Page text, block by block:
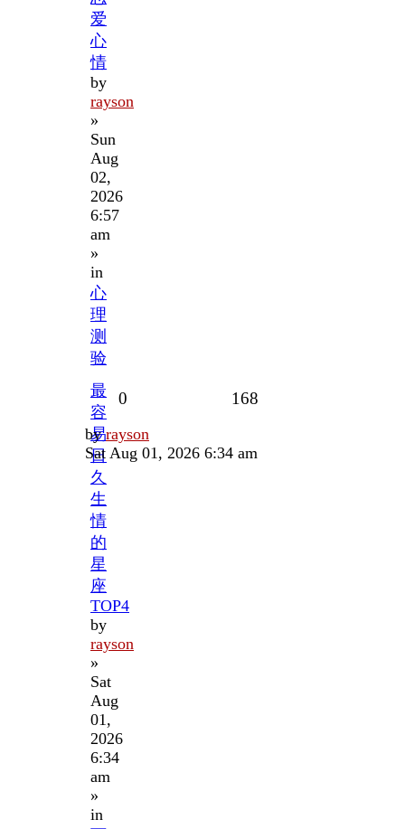
爱
心
情
by
rayson
»
Sun
Aug
02,
2026
6:57
am
»
in
心
理
测
验
最
容
易
日
久
生
情
的
星
座
TOP4
by
rayson
»
Sat
Aug
01,
2026
6:34
am
»
in
0 168
Last
post
byrayson
Sat Aug 01, 2026 6:34 am